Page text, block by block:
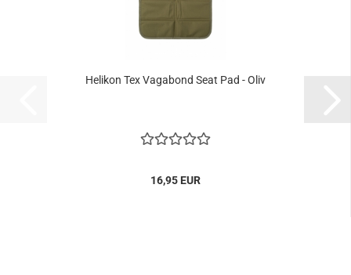
Helikon Tex Vagabond Seat Pad - Oliv
16,95 EUR